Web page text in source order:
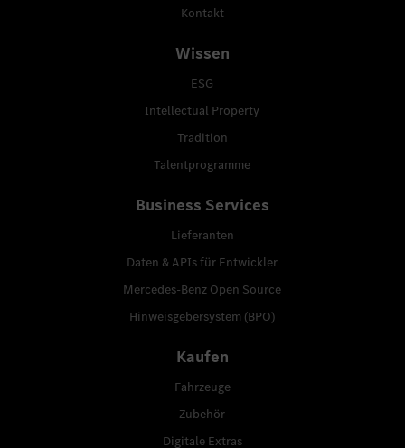
Kontakt
Wissen
ESG
Intellectual Property
Tradition
Talentprogramme
Business Services
Lieferanten
Daten & APIs für Entwickler
Mercedes-Benz Open Source
Hinweisgebersystem (BPO)
Kaufen
Fahrzeuge
Zubehör
Digitale Extras